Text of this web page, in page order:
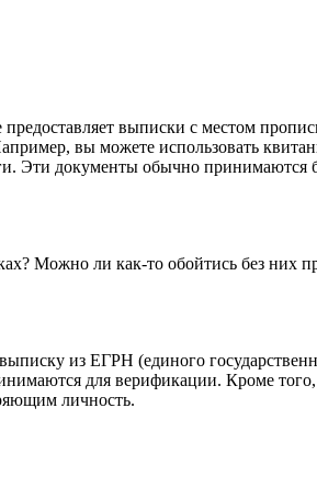
выписки с местом
вы можете использовать
Эти документы обычно принимаются
Можно ли как-то обойтись без них
из ЕГРН (единого
для верификации. Кроме
личность.